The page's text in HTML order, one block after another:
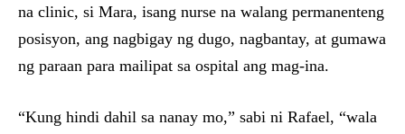
na clinic, si Mara, isang nurse na walang permanenteng
posisyon, ang nagbigay ng dugo, nagbantay, at gumawa
ng paraan para mailipat sa ospital ang mag-ina.
“Kung hindi dahil sa nanay mo,” sabi ni Rafael, “wala